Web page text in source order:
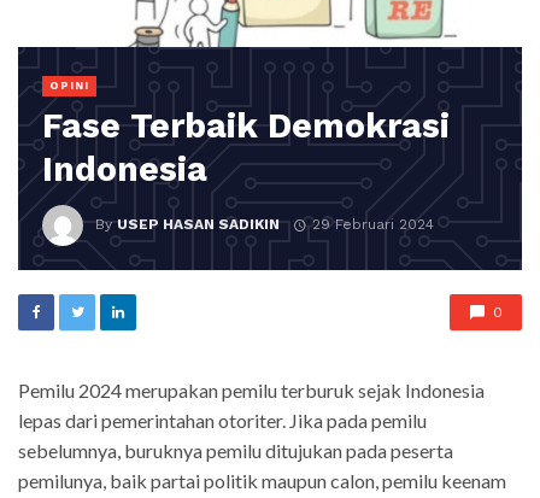
OPINI
Fase Terbaik Demokrasi
Indonesia
ByUSEP HASAN SADIKIN 29 Februari 2024
0
Pemilu 2024 merupakan pemilu terburuk sejak Indonesia
lepas dari pemerintahan otoriter. Jika pada pemilu
sebelumnya, buruknya pemilu ditujukan pada peserta
pemilunya, baik partai politik maupun calon, pemilu keenam